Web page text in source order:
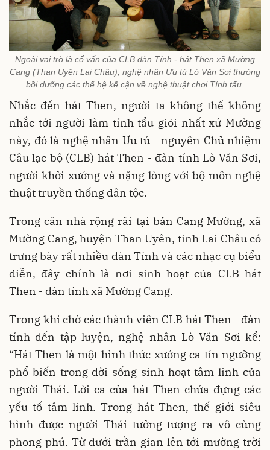
Ngoài vai trò là cố vấn của CLB đàn Tính - hát Then xã Mường
Cang (Than Uyên Lai Châu), nghệ nhân Ưu tú Lò Văn Sơi thường
bồi dưỡng các thế hệ kế cận về nghệ thuật chơi Tính tẩu.
Nhắc đến hát Then, người ta không thể không
nhắc tới người làm tính tẩu giỏi nhất xứ Mường
này, đó là nghệ nhân Ưu tú - nguyên Chủ nhiệm
Câu lạc bộ (CLB) hát Then - đàn tính Lò Văn Sơi,
người khởi xướng và nặng lòng với bộ môn nghệ
thuật truyền thống dân tộc.
Trong căn nhà rộng rãi tại bản Cang Mường, xã
Mường Cang, huyện Than Uyên, tỉnh Lai Châu có
trưng bày rất nhiều đàn Tính và các nhạc cụ biểu
diễn, đây chính là nơi sinh hoạt của CLB hát
Then - đàn tính xã Mường Cang.
Trong khi chờ các thành viên CLB hát Then - đàn
tính đến tập luyện, nghệ nhân Lò Văn Sơi kể:
“Hát Then là một hình thức xướng ca tín ngưỡng
phổ biến trong đời sống sinh hoạt tâm linh của
người Thái. Lời ca của hát Then chứa đựng các
yếu tố tâm linh. Trong hát Then, thế giới siêu
hình được người Thái tưởng tượng ra vô cùng
phong phú. Từ dưới trần gian lên tới mường trời